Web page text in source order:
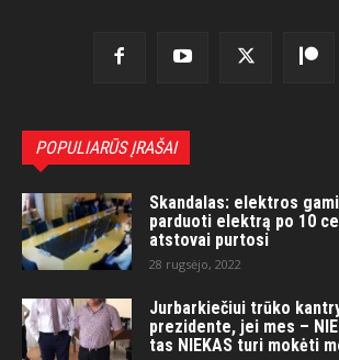
POPULIARŪS ĮRAŠAI
Skandalas: elektros
parduoti elektrą po 10
atstovai purtosi
28 rugsėjo, 2022
Jurbarkiečiui trūko
prezidente, jei mes –
tas NIEKAS turi mokėti